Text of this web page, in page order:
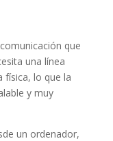
que
una línea
física, lo que la
y muy
un ordenador,